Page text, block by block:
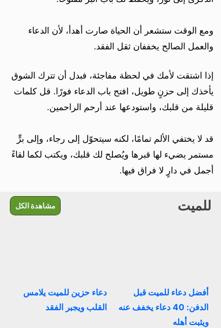
ومع الوقت ستشعر أن الحياة صارت أهدأ، لأن الدعاء
والعمل الصالح يخففان ثقل الفقد.
إذا اشتقت لأمك في لحظة مفاجئة، فبدل أن تترك الشوق
يأخذك إلى حزنٍ طويل، افتح باب الدعاء فورًا. قل كلمات
قليلة من قلبك، واستودعها عند أرحم الراحمين.
قد لا يختفي الألم تمامًا، لكنه سيتحوّل إلى رجاء، وإلى برٍّ
مستمر يضيء لها قبرها ويُصلح لك قلبك، ويكتب لكما لقاءً
أجمل في دارٍ لا فراق فيها.
للميت مشاهدة الكل
أفضل دعاء للميت قبل
الدفن: 40 دعاء يخفف عنه
ويثبت أهله
دعاء حزين للميت يلامس
القلب ويجبر الفقد